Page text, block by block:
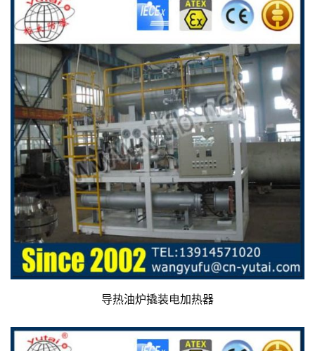
导热油炉撬装电加热器